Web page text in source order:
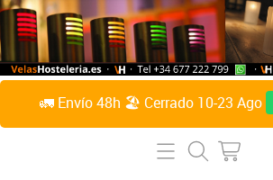
🚛 Envío 48h 🏖️ Cerrado 10-23 Ago
Inicio